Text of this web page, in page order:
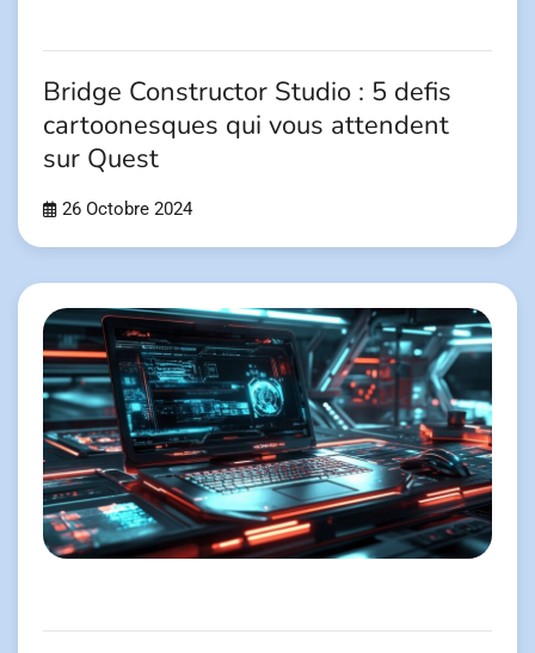
Bridge Constructor Studio : 5 defis
cartoonesques qui vous attendent
sur Quest
26 Octobre 2024